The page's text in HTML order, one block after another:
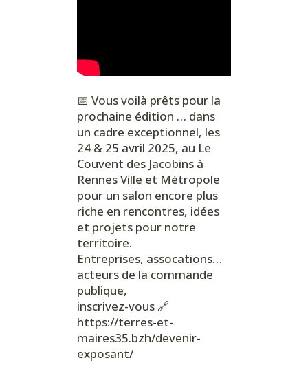
📅 Vous voilà prêts pour la
prochaine édition … dans
un cadre exceptionnel, les
24 & 25 avril 2025, au Le
Couvent des Jacobins à
Rennes Ville et Métropole
pour un salon encore plus
riche en rencontres, idées
et projets pour notre
territoire.
Entreprises, assocations…
acteurs de la commande
publique,
inscrivez-vous 🔗
https://terres-et-
maires35.bzh/devenir-
exposant/